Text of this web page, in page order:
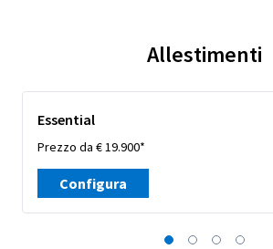
Allestimenti
Essential
Prezzo da € 19.900*
Configura